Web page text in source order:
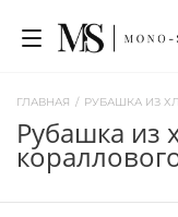
ГЛАВНАЯ / РУБАШКА ИЗ
рубашка из хлопка